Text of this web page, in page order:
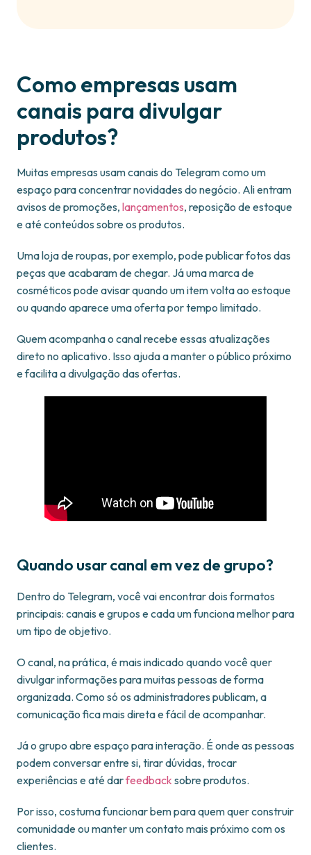
Como empresas usam
canais para divulgar
produtos?
Muitas empresas usam canais do Telegram como um
espaço para concentrar novidades do negócio. Ali entram
avisos de promoções, lançamentos, reposição de estoque
e até conteúdos sobre os produtos.
Uma loja de roupas, por exemplo, pode publicar fotos das
peças que acabaram de chegar. Já uma marca de
cosméticos pode avisar quando um item volta ao estoque
ou quando aparece uma oferta por tempo limitado.
Quem acompanha o canal recebe essas atualizações
direto no aplicativo. Isso ajuda a manter o público próximo
e facilita a divulgação das ofertas.
Quando usar canal em vez de grupo?
Dentro do Telegram, você vai encontrar dois formatos
principais: canais e grupos e cada um funciona melhor para
um tipo de objetivo.
O canal, na prática, é mais indicado quando você quer
divulgar informações para muitas pessoas de forma
organizada. Como só os administradores publicam, a
comunicação fica mais direta e fácil de acompanhar.
Já o grupo abre espaço para interação. É onde as pessoas
podem conversar entre si, tirar dúvidas, trocar
experiências e até darfeedback sobre produtos.
Por isso, costuma funcionar bem para quem quer construir
comunidade ou manter um contato mais próximo com os
clientes.